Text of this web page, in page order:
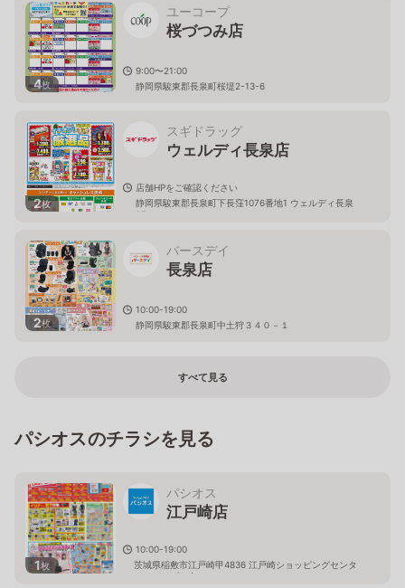
4枚
ユーコープ
桜づつみ店
9:00〜21:00
静岡県駿東郡長泉町桜堤2-13-6
2枚
スギドラッグ
ウェルディ長泉店
店舗HPをご確認ください
静岡県駿東郡長泉町下長窪1076番地1 ウェルディ長泉
2F
2枚
バースデイ
長泉店
10:00-19:00
静岡県駿東郡長泉町中土狩３４０－１
すべて見る
パシオスのチラシを見る
1枚
パシオス
江戸崎店
10:00-19:00
茨城県稲敷市江戸崎甲4836 江戸崎ショッピングセンタ
ー（パンプ）内